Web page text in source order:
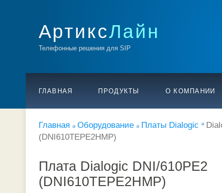
АртиксЛайн
Телефонные решения для SIP
ГЛАВНАЯ ПРОДУКТЫ О КОМПАНИИ
Главная Оборудование Платы Dialogic
(DNI610TEPE2HMP)
Плата Dialogic DNI/610PE2
(DNI610TEPE2HMP)